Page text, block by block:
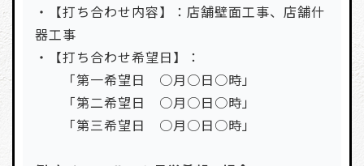
・【打ち合わせ内容】：店舗壁面工事、店舗什
器工事
・【打ち合わせ希望日】：
「第一希望日 ○月○日○時」
「第二希望日 ○月○日○時」
「第三希望日 ○月○日○時」